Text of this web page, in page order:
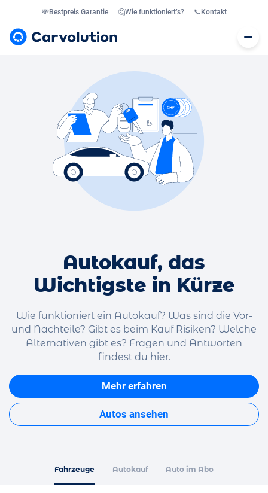
💸Bestpreis Garantie 🤔Wie funktioniert’s? 📞 Kontakt
Autokauf, das
Wichtigste in Kürze
Wie funktioniert ein Autokauf? Was sind die Vor-
und Nachteile? Gibt es beim Kauf Risiken? Welche
Alternativen gibt es? Fragen und Antworten
findest du hier.
Mehr erfahren
Autos ansehen
Fahrzeuge Autokauf Auto im Abo